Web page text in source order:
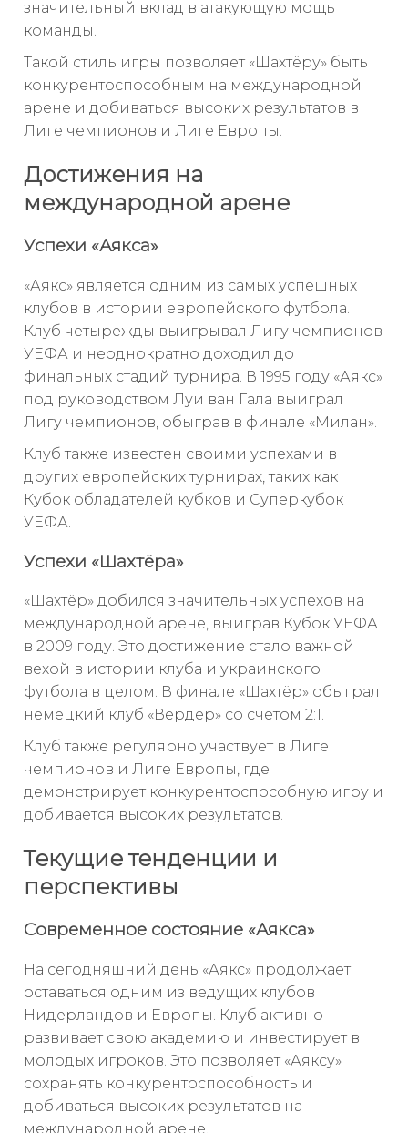
значительный вклад в атакующую мощь
команды.
Такой стиль игры позволяет «Шахтёру» быть
конкурентоспособным на международной
арене и добиваться высоких результатов в
Лиге чемпионов и Лиге Европы.
Достижения на
международной арене
Успехи «Аякса»
«Аякс» является одним из самых успешных
клубов в истории европейского футбола.
Клуб четырежды выигрывал Лигу чемпионов
УЕФА и неоднократно доходил до
финальных стадий турнира. В 1995 году «Аякс»
под руководством Луи ван Гала выиграл
Лигу чемпионов, обыграв в финале «Милан».
Клуб также известен своими успехами в
других европейских турнирах, таких как
Кубок обладателей кубков и Суперкубок
УЕФА.
Успехи «Шахтёра»
«Шахтёр» добился значительных успехов на
международной арене, выиграв Кубок УЕФА
в 2009 году. Это достижение стало важной
вехой в истории клуба и украинского
футбола в целом. В финале «Шахтёр» обыграл
немецкий клуб «Вердер» со счётом 2:1.
Клуб также регулярно участвует в Лиге
чемпионов и Лиге Европы, где
демонстрирует конкурентоспособную игру и
добивается высоких результатов.
Текущие тенденции и
перспективы
Современное состояние «Аякса»
На сегодняшний день «Аякс» продолжает
оставаться одним из ведущих клубов
Нидерландов и Европы. Клуб активно
развивает свою академию и инвестирует в
молодых игроков. Это позволяет «Аяксу»
сохранять конкурентоспособность и
добиваться высоких результатов на
международной арене.